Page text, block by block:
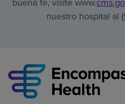
nuestro hospital al